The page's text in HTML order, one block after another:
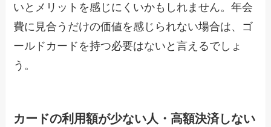
いとメリットを感じにくいかもしれません。年会
費に見合うだけの価値を感じられない場合は、ゴ
ールドカードを持つ必要はないと言えるでしょ
う。
カードの利用額が少ない人・高額決済しない